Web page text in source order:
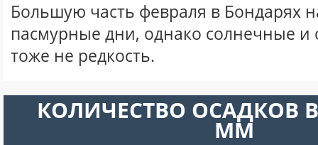
Большую часть февраля в Бондарях
пасмурные дни, однако солнечные
тоже не редкость.
КОЛИЧЕСТВО ОСАДКОВ
ММ